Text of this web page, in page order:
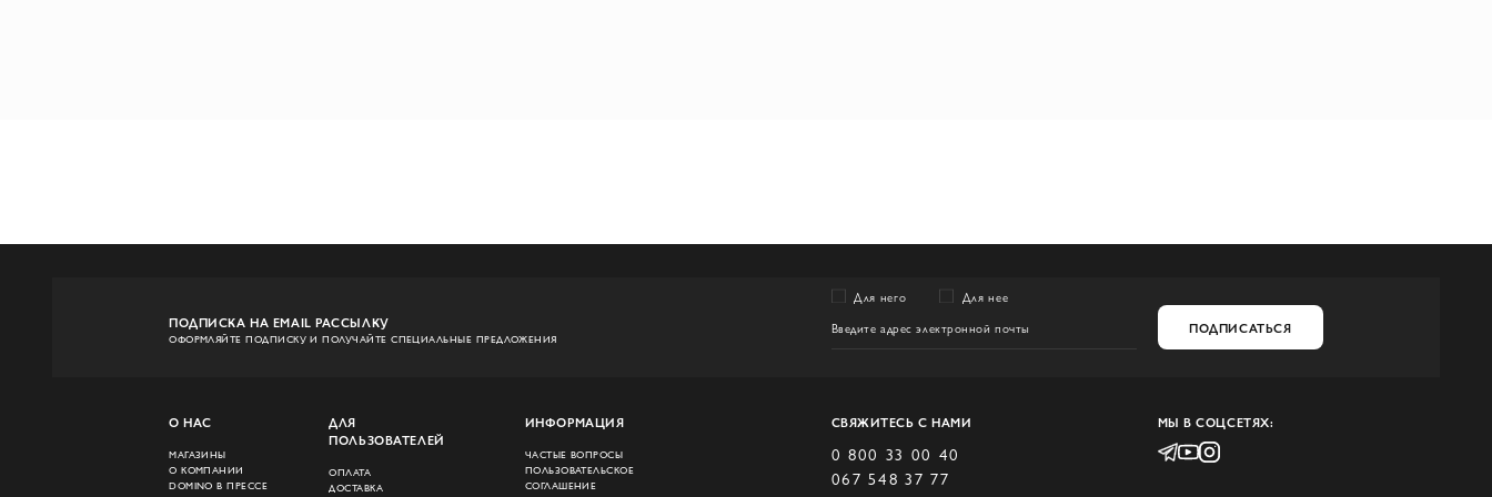
ПОДПИСКА НА EMAIL РАССЫЛКУ
ОФОРМЛЯЙТЕ ПОДПИСКУ И ПОЛУЧАЙТЕ СПЕЦИАЛЬНЫЕ ПРЕДЛОЖЕНИЯ
Для него
Для нее
ПОДПИСАТЬСЯ
О НАС
МАГАЗИНЫ
О КОМПАНИИ
DOMINO В ПРЕССЕ
ДЛЯ
ПОЛЬЗОВАТЕЛЕЙ
ОПЛАТА
ДОСТАВКА
ИНФОРМАЦИЯ
ЧАСТЫЕ ВОПРОСЫ
ПОЛЬЗОВАТЕЛЬСКОЕ
СОГЛАШЕНИЕ
СВЯЖИТЕСЬ С НАМИ
0 800 33 00 40
067 548 37 77
МЫ В СОЦСЕТЯХ: